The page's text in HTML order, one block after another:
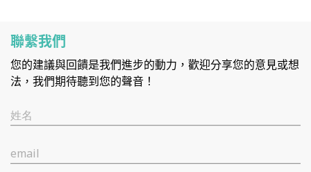
聯繫我們
您的建議與回饋是我們進步的動力，歡迎分享您的意見或想
法，我們期待聽到您的聲音！
姓名
email